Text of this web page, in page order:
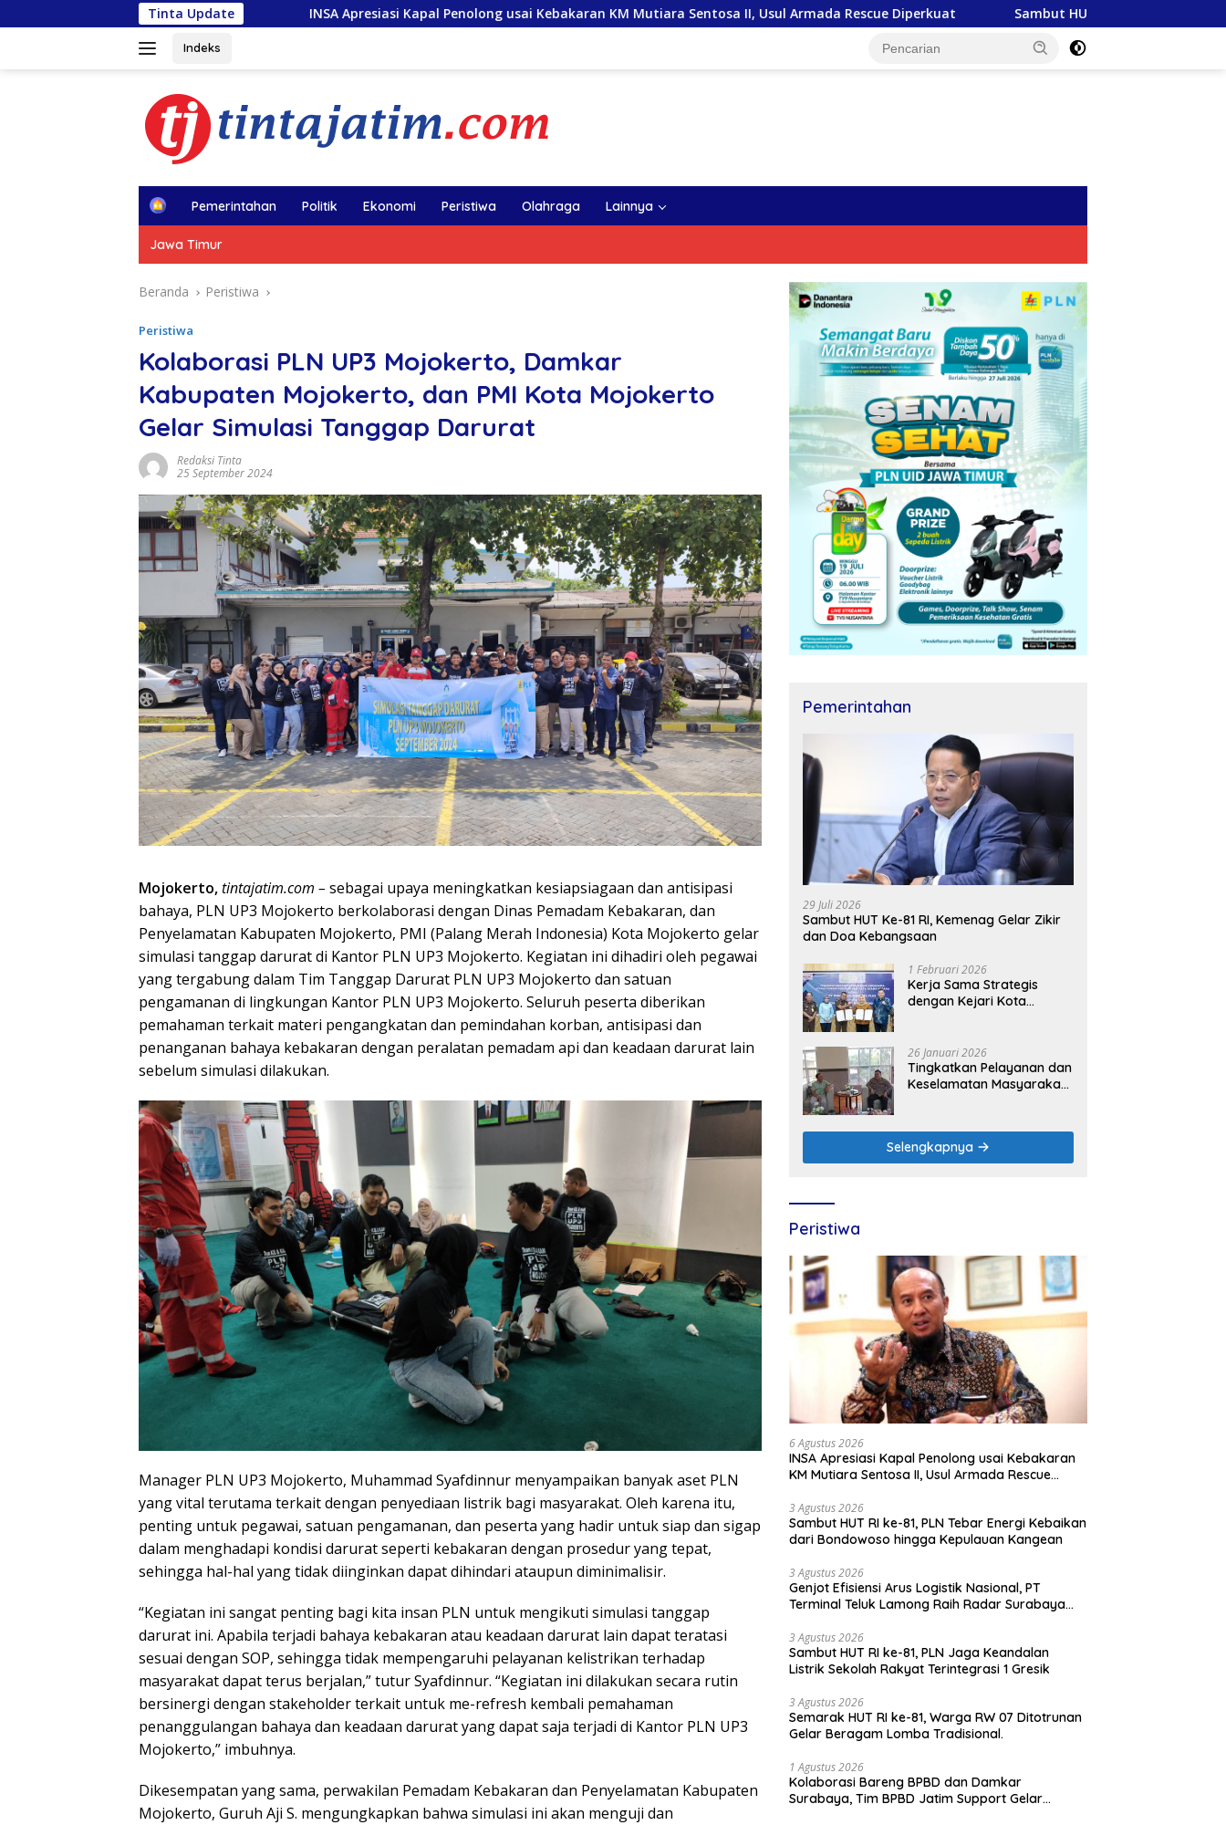
ke
Tinta Update
INSA Apresiasi Kapal Penolong usai Kebakaran KM Mutiara Sentosa II, Usul Armada Rescue Diperkuat Sambut HUT RI ke-81, PLN Tebar Energi Kebaikan dari
Indeks
H
e
Pemerintahan Politik Ekonomi Peristiwa Olahraga Lainnya
Jawa Timur
Beranda Peristiwa
Peristiwa
Kolaborasi PLN UP3 Mojokerto, Damkar
Kabupaten Mojokerto, dan PMI Kota Mojokerto
Gelar Simulasi Tanggap Darurat
Redaksi Tinta
25 September 2024
Mojokerto,tintajatim.com – sebagai upaya meningkatkan kesiapsiagaan dan antisipasi
bahaya, PLN UP3 Mojokerto berkolaborasi dengan Dinas Pemadam Kebakaran, dan
Penyelamatan Kabupaten Mojokerto, PMI (Palang Merah Indonesia) Kota Mojokerto gelar
simulasi tanggap darurat di Kantor PLN UP3 Mojokerto. Kegiatan ini dihadiri oleh pegawai
yang tergabung dalam Tim Tanggap Darurat PLN UP3 Mojokerto dan satuan
pengamanan di lingkungan Kantor PLN UP3 Mojokerto. Seluruh peserta diberikan
pemahaman terkait materi pengangkatan dan pemindahan korban, antisipasi dan
penanganan bahaya kebakaran dengan peralatan pemadam api dan keadaan darurat lain
sebelum simulasi dilakukan.
Manager PLN UP3 Mojokerto, Muhammad Syafdinnur menyampaikan banyak aset PLN
yang vital terutama terkait dengan penyediaan listrik bagi masyarakat. Oleh karena itu,
penting untuk pegawai, satuan pengamanan, dan peserta yang hadir untuk siap dan sigap
dalam menghadapi kondisi darurat seperti kebakaran dengan prosedur yang tepat,
sehingga hal-hal yang tidak diinginkan dapat dihindari ataupun diminimalisir.
“Kegiatan ini sangat penting bagi kita insan PLN untuk mengikuti simulasi tanggap
darurat ini. Apabila terjadi bahaya kebakaran atau keadaan darurat lain dapat teratasi
sesuai dengan SOP, sehingga tidak mempengaruhi pelayanan kelistrikan terhadap
masyarakat dapat terus berjalan,” tutur Syafdinnur. “Kegiatan ini dilakukan secara rutin
bersinergi dengan stakeholder terkait untuk me-refresh kembali pemahaman
penanggulangan bahaya dan keadaan darurat yang dapat saja terjadi di Kantor PLN UP3
Mojokerto,” imbuhnya.
Dikesempatan yang sama, perwakilan Pemadam Kebakaran dan Penyelamatan Kabupaten
Mojokerto, Guruh Aji S. mengungkapkan bahwa simulasi ini akan menguji dan
Pemerintahan
29 Juli 2026
Sambut HUT Ke-81 RI, Kemenag Gelar Zikir
dan Doa Kebangsaan
1 Februari 2026
Kerja Sama Strategis
dengan Kejari Kota
Green Enabler di Jawa
Timur
26 Januari 2026
Tingkatkan Pelayanan dan
Keselamatan Masyarakat,
Polres Nganjuk
Selengkapnya
Peristiwa
6 Agustus 2026
INSA Apresiasi Kapal Penolong usai Kebakaran
KM Mutiara Sentosa II, Usul Armada Rescue
3 Agustus 2026
Sambut HUT RI ke-81, PLN Tebar Energi Kebaikan
dari Bondowoso hingga Kepulauan Kangean
3 Agustus 2026
Genjot Efisiensi Arus Logistik Nasional, PT
Terminal Teluk Lamong Raih Radar Surabaya
3 Agustus 2026
Sambut HUT RI ke-81, PLN Jaga Keandalan
Listrik Sekolah Rakyat Terintegrasi 1 Gresik
3 Agustus 2026
Semarak HUT RI ke-81, Warga RW 07 Ditotrunan
Gelar Beragam Lomba Tradisional.
1 Agustus 2026
Kolaborasi Bareng BPBD dan Damkar
Surabaya, Tim BPBD Jatim Support Gelar